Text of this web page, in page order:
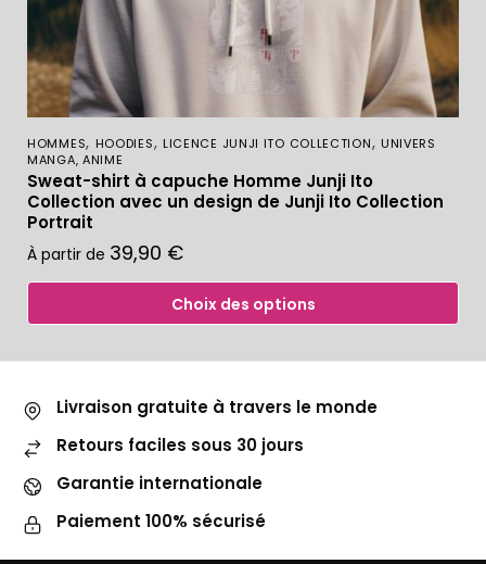
HOMMES, HOODIES, LICENCE JUNJI ITO COLLECTION, UNIVERS
MANGA, ANIME
Sweat-shirt à capuche Homme Junji Ito
Collection avec un design de Junji Ito Collection
Portrait
À partir de 39,90 €
Choix des options
Livraison gratuite à travers le monde
Retours faciles sous 30 jours
Garantie internationale
Paiement 100% sécurisé